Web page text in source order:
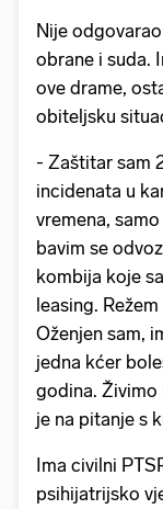
Nije
obrane i suda.
ove drame,
obiteljsku
- Zaštitar sam
incidenata u
vremena,
bavim se
kombija koje
leasing.
Oženjen sam,
jedna kćer
godina. Živimo
je na pitanje s
Ima civilni
psihijatrijsko